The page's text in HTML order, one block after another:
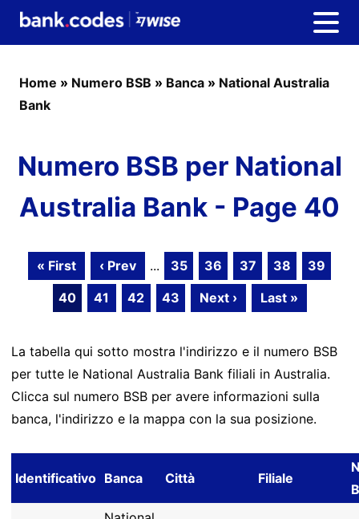
Home » Numero BSB » Banca » National Australia
Bank
Numero BSB per National
Australia Bank - Page 40
« First ‹ Prev ... 35 36 37 38
39
40
41 42 43 Next › Last »
La tabella qui sotto mostra l'indirizzo e il numero BSB
per tutte le National Australia Bank filiali in Australia.
Clicca sul numero BSB per avere informazioni sulla
banca, l'indirizzo e la mappa con la sua posizione.
Identificativo Banca Città Filiale